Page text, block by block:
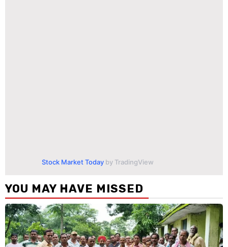
Stock Market Today by TradingView
YOU MAY HAVE MISSED